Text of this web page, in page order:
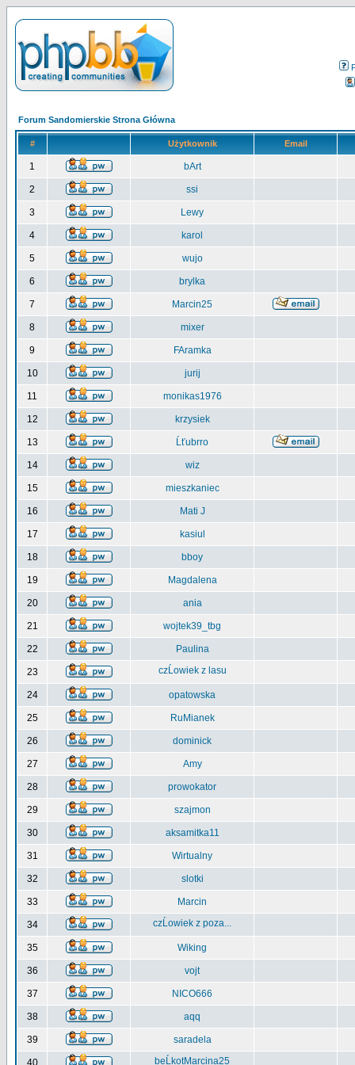
Forum Sandomierskie Strona Główna
# Użytkownik Email
1 bArt
2 ssi
3 Lewy
4 karol
5 wujo
6 brylka
7 Marcin25
8 mixer
9 FAramka
10 jurij
11 monikas1976
12 krzysiek
13 Ĺťubrro
14 wiz
15 mieszkaniec
16 Mati J
17 kasiul
18 bboy
19 Magdalena
20 ania
21 wojtek39_tbg
22 Paulina
23 czĹowiek z lasu
24 opatowska
25 RuMianek
26 dominick
27 Amy
28 prowokator
29 szajmon
30 aksamitka11
31 Wirtualny
32 slotki
33 Marcin
34 czĹowiek z poza...
35 Wiking
36 vojt
37 NICO666
38 aqq
39 saradela
40 beĹkotMarcina25